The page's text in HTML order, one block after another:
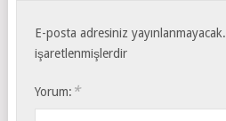
E-posta adresiniz yayınlanmayacak.
işaretlenmişlerdir
Yorum: *